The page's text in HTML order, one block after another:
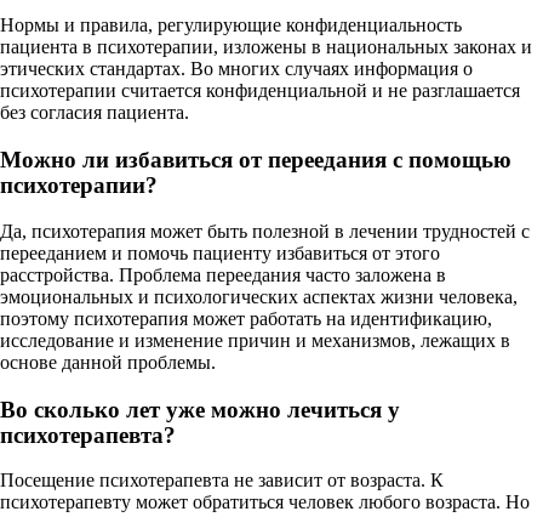
Нормы и правила, регулирующие конфиденциальность
пациента в психотерапии, изложены в национальных законах и
этических стандартах. Во многих случаях информация о
психотерапии считается конфиденциальной и не разглашается
без согласия пациента.
Можно ли избавиться от переедания с помощью
психотерапии?
Да, психотерапия может быть полезной в лечении трудностей с
перееданием и помочь пациенту избавиться от этого
расстройства. Проблема переедания часто заложена в
эмоциональных и психологических аспектах жизни человека,
поэтому психотерапия может работать на идентификацию,
исследование и изменение причин и механизмов, лежащих в
основе данной проблемы.
Во сколько лет уже можно лечиться у
психотерапевта?
Посещение психотерапевта не зависит от возраста. К
психотерапевту может обратиться человек любого возраста. Но